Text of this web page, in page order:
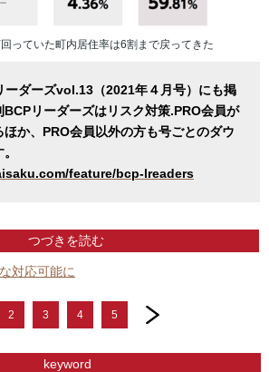
っていた町内居住率は6割まで戻ってきた
ーダーズvol.13（2021年４月号）にも掲
リーダーズはリスク対策.PRO会員が
か、PRO会員以外の方も号ごとのダウ
feature/bcp-lreaders
つづきを読む
対応可能に
2 3 4 5
next
keyword